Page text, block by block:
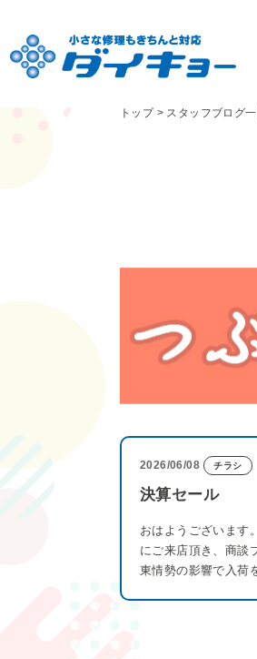
トップ> スタッフブログ
2026/06/08 チラシ
決算セール
おはようございます
にご来店頂き、商談
東情勢の影響で入荷